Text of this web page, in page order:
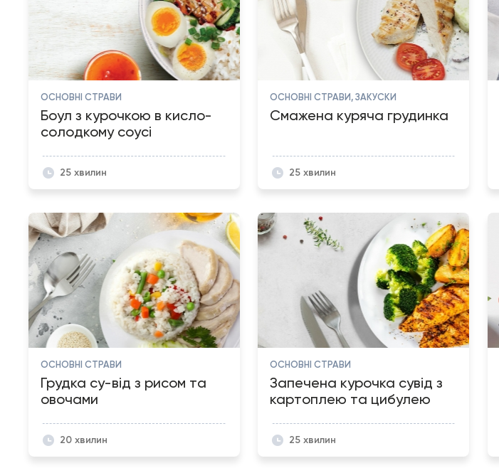
ОСНОВНІ СТРАВИ
Боул з курочкою в кисло-
солодкому соусі
25 хвилин
ОСНОВНІ СТРАВИ, ЗАКУСКИ
Смажена куряча грудинка
25 хвилин
ОСНОВНІ СТРАВИ
Грудка су-від з рисом та
овочами
20 хвилин
ОСНОВНІ СТРАВИ
Запечена курочка сувід з
картоплею та цибулею
25 хвилин